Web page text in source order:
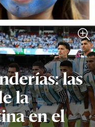
las
la
en el